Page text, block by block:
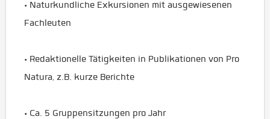
• Naturkundliche Exkursionen mit ausgewiesenen
Fachleuten
• Redaktionelle Tätigkeiten in Publikationen von Pro
Natura, z.B. kurze Berichte
• Ca. 5 Gruppensitzungen pro Jahr